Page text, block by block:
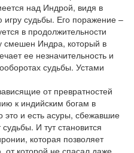
над Индрой, видя в
судьбы. Его поражение –
в продолжительности
смешен Индра, который в
ее незначительность и
судьбы. Устами
от превратностей
к индийским богам в
это и есть асуры, сбежавшие
И тут становится
которая позволяет
от которой не спасал даже